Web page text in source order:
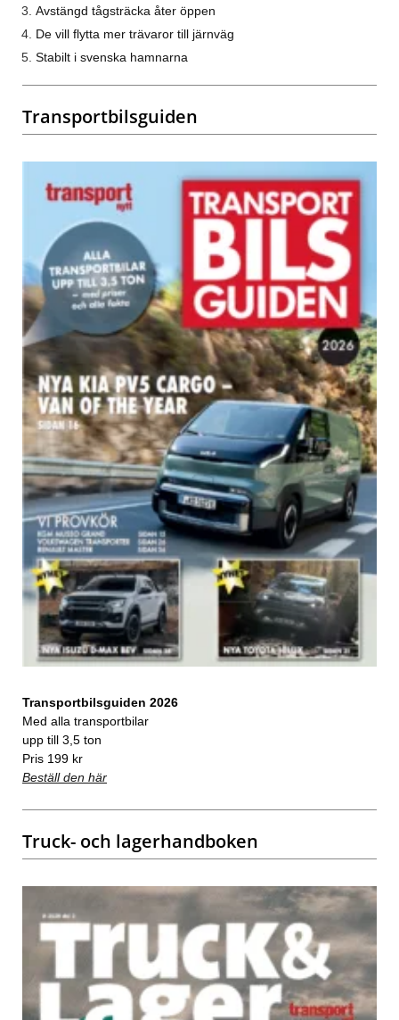
Avstängd tågsträcka åter öppen
De vill flytta mer trävaror till järnväg
Stabilt i svenska hamnarna
Transportbilsguiden
Transportbilsguiden 2026
Med alla transportbilar
upp till 3,5 ton
Pris 199 kr
Beställ den här
Truck- och lagerhandboken